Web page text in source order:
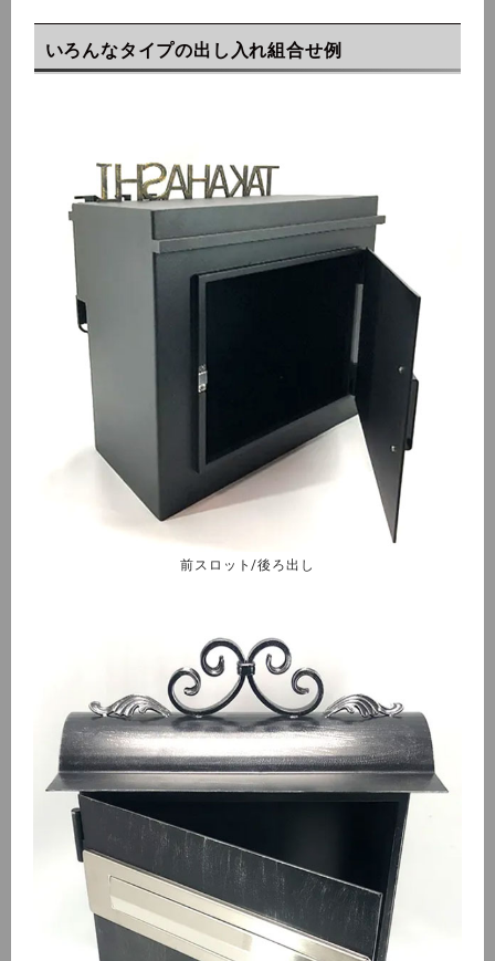
いろんなタイプの出し入れ組合せ例
前スロット/後ろ出し